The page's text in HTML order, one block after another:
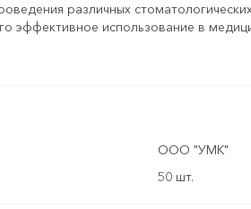
различных
эффективное использование в
ООО "УМК"
50 шт.